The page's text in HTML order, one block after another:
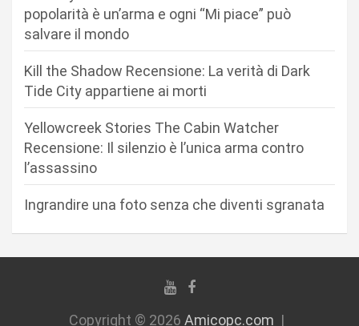
popolarità è un’arma e ogni “Mi piace” può
salvare il mondo
Kill the Shadow Recensione: La verità di Dark
Tide City appartiene ai morti
Yellowcreek Stories The Cabin Watcher
Recensione: Il silenzio è l’unica arma contro
l’assassino
Ingrandire una foto senza che diventi sgranata
Copyright © 2026 Amicopc.com